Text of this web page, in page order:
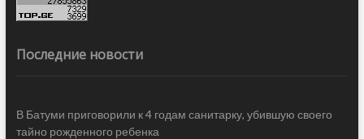
Последние новости
В Батуми приговорили к 4 годам санитарку, убившую своего
тайно рожденного ребенка